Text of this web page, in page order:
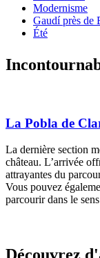
Modernisme
Gaudí près de
Été
Incontou
La Pobla de
La dernière section
château. L’arrivée
attrayantes du
Vous pouvez
parcourir dans le